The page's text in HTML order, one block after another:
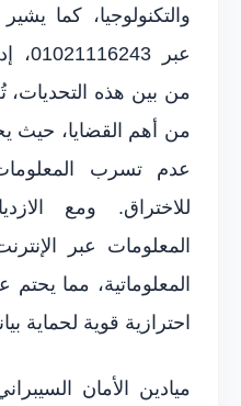
والتكنولوجيا، كما
عبر
من بين هذه التحديات،
من أهم القضايا، حيث
عدم تسرب
للاختراق. ومع
المعلومات عبر
المعلوماتية، مما يحتم
احترازية قوية لحماية
ميادين الأمان